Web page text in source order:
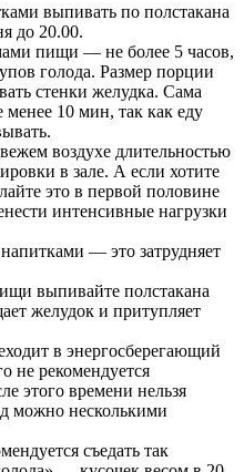
выпивать по полстакана
до 20.00.
пищи — не более 5 часов,
голода. Размер порции
стенки желудка. Сама
менее 10 мин, так как еду
воздухе длительностью
в зале. А если хотите
это в первой половине
интенсивные нагрузки
— это затрудняет
выпивайте полстакана
желудок и притупляет
в энергосберегающий
не рекомендуется
этого времени нельзя
можно несколькими
съедать так